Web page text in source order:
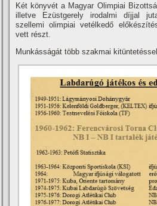
Két könyvét a Magyar Olimpiai
illetve Ezüstgerely irodalmi dí­jjal
szellemi olimpiai vetélkedő
vett részt.
Munkásságát több szakmai